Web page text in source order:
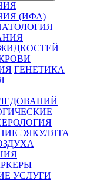
(ИФА)
ГЕНЕТИКА
ЭЯКУЛЯТА
УСЛУГИ